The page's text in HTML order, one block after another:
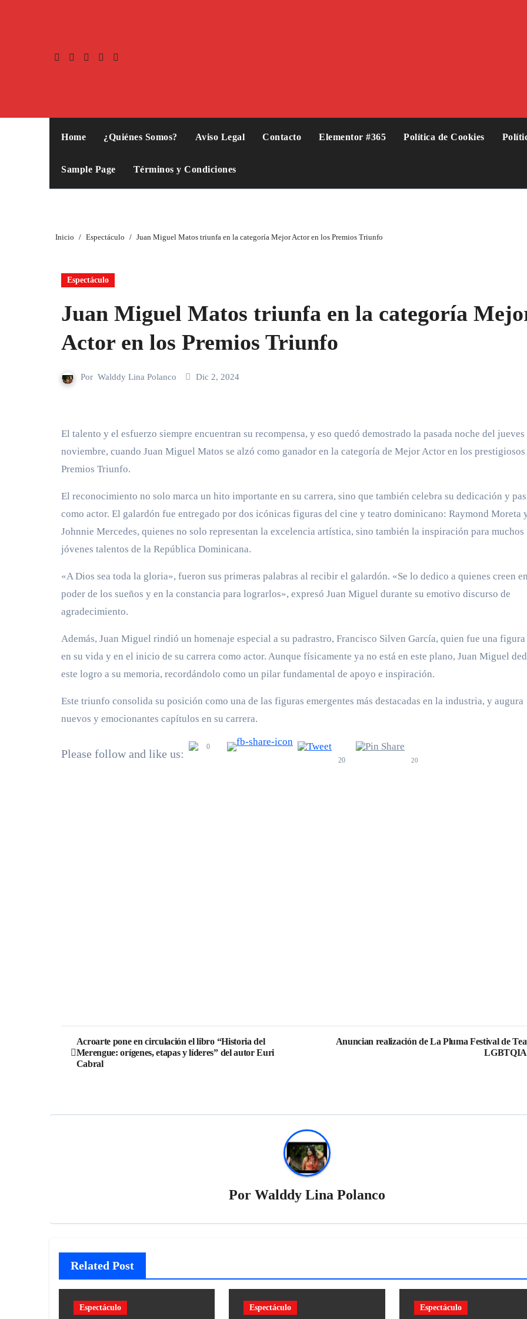
Home ¿Quiénes Somos? Aviso Legal Contacto Elementor #365 Política de Cookies
Sample Page Términos y Condiciones
Inicio Espectáculo Juan Miguel Matos triunfa en la categoría Mejor Actor en los Premios Triunfo
Espectáculo
Juan Miguel Matos triunfa en la categoría
Actor en los Premios Triunfo
Por Walddy Lina Polanco Dic 2, 2024
El talento y el esfuerzo siempre encuentran su recompensa, y eso quedó demostrado la pasada noche del jueves 28 de
noviembre, cuando Juan Miguel Matos se alzó como ganador en la categoría de Mejor Actor en los prestigiosos
Premios Triunfo.
El reconocimiento no solo marca un hito importante en su carrera, sino que también celebra su dedicación y
como actor. El galardón fue entregado por dos icónicas figuras del cine y teatro dominicano: Raymond Moreta
Johnnie Mercedes, quienes no solo representan la excelencia artística, sino también la inspiración para muchos
jóvenes talentos de la República Dominicana.
«A Dios sea toda la gloria», fueron sus primeras palabras al recibir el galardón. «Se lo dedico a quienes creen
poder de los sueños y en la constancia para lograrlos», expresó Juan Miguel durante su emotivo discurso de
agradecimiento.
Además, Juan Miguel rindió un homenaje especial a su padrastro, Francisco Silven García, quien fue una
en su vida y en el inicio de su carrera como actor. Aunque físicamente ya no está en este plano, Juan Miguel
este logro a su memoria, recordándolo como un pilar fundamental de apoyo e inspiración.
Este triunfo consolida su posición como una de las figuras emergentes más destacadas en la industria, y augura
nuevos y emocionantes capítulos en su carrera.
Please follow and like us:
0
20
20
Acroarte pone en circulación el libro “Historia del
Merengue: orígenes, etapas y líderes” del autor Euri
Cabral
Anuncian realización de La Pluma Festival de
Por Walddy Lina Polanco
Related Post
Espectáculo Espectáculo Espectáculo